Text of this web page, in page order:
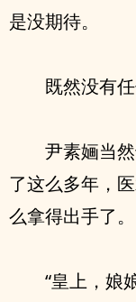
是没期待。
既然没有
尹素婳当
了这么多年，
么拿得出手了。
“皇上，娘